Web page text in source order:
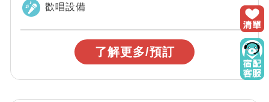
歡唱設備
了解更多/預訂